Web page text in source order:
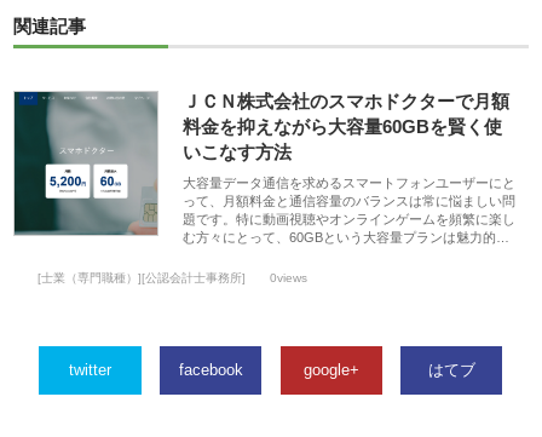
関連記事
ＪＣＮ株式会社のスマホドクターで月額
料金を抑えながら大容量60GBを賢く使
いこなす方法
大容量データ通信を求めるスマートフォンユーザーにと
って、月額料金と通信容量のバランスは常に悩ましい問
題です。特に動画視聴やオンラインゲームを頻繁に楽し
む方々にとって、60GBという大容量プランは魅力的…
[士業（専門職種）][公認会計士事務所] 0views
twitter facebook google+ はてブ